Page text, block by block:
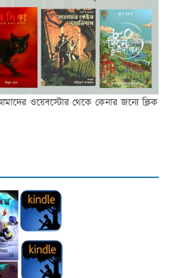
ওয়েবস্টোর থেকে কেনার জন্যে ক্লিক